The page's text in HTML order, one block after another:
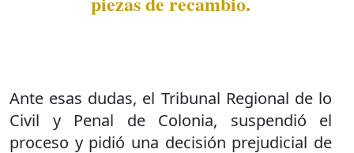
Ante esas dudas, el Tribunal Regional de lo
Civil y Penal de Colonia, suspendió el
proceso y pidió una decisión prejudicial de